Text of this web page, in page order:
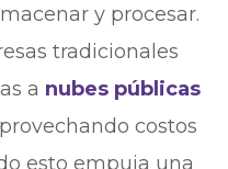
y procesar.
tradicionales
a nubes públicas
costos
esto empuja una